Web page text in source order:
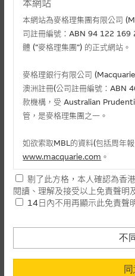
相關文件
相關上市文件
相關資產認股證資金流
1 認購(百萬) -
認沽(百萬) -
本網站
本網站為麥格理集團有限公司
司註冊編號：ABN 94 122 169
體 (”麥格理集團”) 的正式網站。
麥格理銀行有限公司
澳洲註冊(公司註冊編號：ABN
款機構，受 Australian
管，是麥格理集團之一。
如欲索取MBL的資料(包括周年
www.macquarie.com 。
本網站所載資料會隨時更改，
理的資料，可直接聯絡本集團職
民使用，並不提供或發售予美
閣下購買證券、基金單位或其
其他地方)，但清楚表明上述意
剔了此方格，本人確認為香
閱讀、理解及接受以上免責聲明
14日內不用再顯示此免責聲
不